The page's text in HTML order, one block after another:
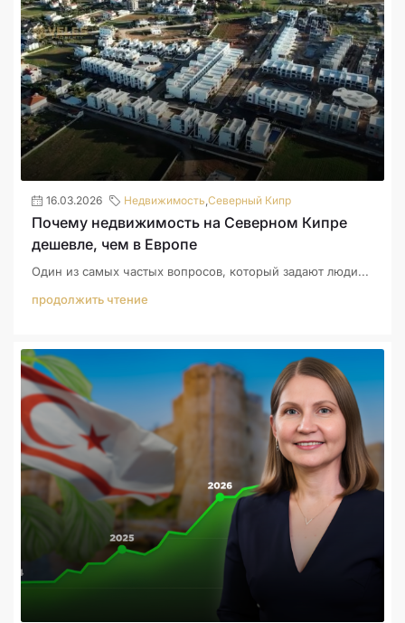
16.03.2026 Недвижимость,Северный Кипр
Почему недвижимость на Северном Кипре
дешевле, чем в Европе
Один из самых частых вопросов, который задают люди...
продолжить чтение